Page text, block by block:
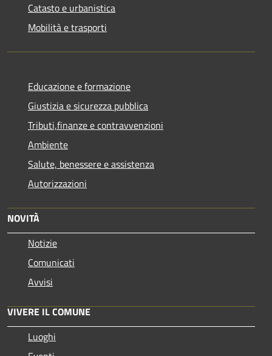
Catasto e urbanistica
Mobilità e trasporti
Educazione e formazione
Giustizia e sicurezza pubblica
Tributi,finanze e contravvenzioni
Ambiente
Salute, benessere e assistenza
Autorizzazioni
NOVITÀ
Notizie
Comunicati
Avvisi
VIVERE IL COMUNE
Luoghi